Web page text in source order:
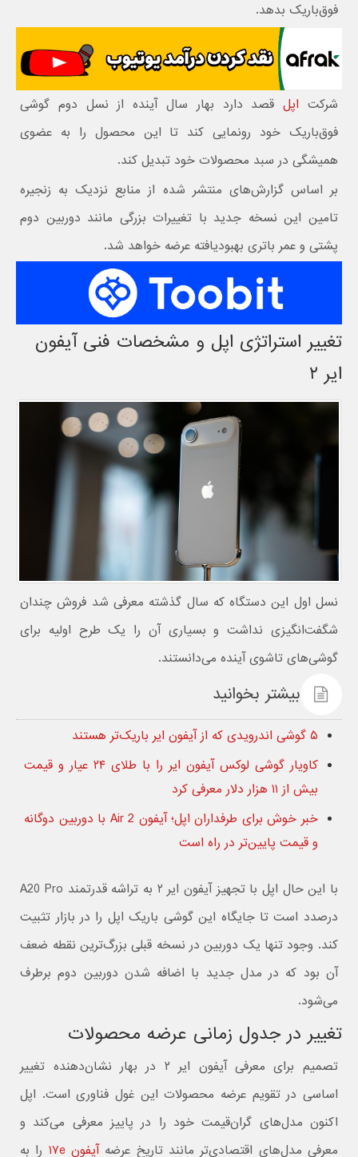
فوق‌باریک بدهد.
شرکت اپلقصد دارد بهار سال آینده از نسل دوم گوشی
فوق‌باریک خود رونمایی کند تا این محصول را به عضوی
همیشگی در سبد محصولات خود تبدیل کند.
بر اساس گزارش‌های منتشر شده از منابع نزدیک به زنجیره
تامین این نسخه جدید با تغییرات بزرگی مانند دوربین دوم
پشتی و عمر باتری بهبودیافته عرضه خواهد شد.
تغییر استراتژی اپل و مشخصات فنی آیفون
ایر ۲
نسل اول این دستگاه که سال گذشته معرفی شد فروش چندان
شگفت‌انگیزی نداشت و بسیاری آن را یک طرح اولیه برای
گوشی‌های تاشوی آینده می‌دانستند.
بیشتر بخوانید
۵ گوشی اندرویدی که از آیفون ایر باریک‌تر هستند
کاویار گوشی لوکس آیفون ایر را با طلای ۲۴ عیار و قیمت
بیش از ۱۱ هزار دلار معرفی کرد
خبر خوش برای طرفداران اپل؛ آیفون Air 2 با دوربین دوگانه
و قیمت پایین‌تر در راه است
با این حال اپل با تجهیز آیفون ایر ۲ به تراشه قدرتمند A20 Pro
درصدد است تا جایگاه این گوشی باریک اپل را در بازار تثبیت
کند. وجود تنها یک دوربین در نسخه قبلی بزرگ‌ترین نقطه ضعف
آن بود که در مدل جدید با اضافه شدن دوربین دوم برطرف
می‌شود.
تغییر در جدول زمانی عرضه محصولات
تصمیم برای معرفی آیفون ایر ۲ در بهار نشان‌دهنده تغییر
اساسی در تقویم عرضه محصولات این غول فناوری است. اپل
اکنون مدل‌های گران‌قیمت خود را در پاییز معرفی می‌کند و
معرفی مدل‌های اقتصادی‌تر مانند تاریخ عرضهآیفون ۱۷e را به